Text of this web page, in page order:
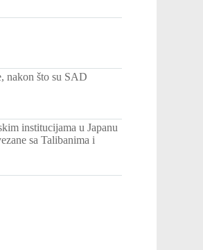
nakon što su SAD
institucijama u Japanu
sa Talibanima i